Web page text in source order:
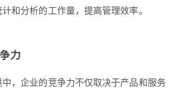
和分析的工作量，提高管理效率。
力
，企业的竞争力不仅取决于产品和服务